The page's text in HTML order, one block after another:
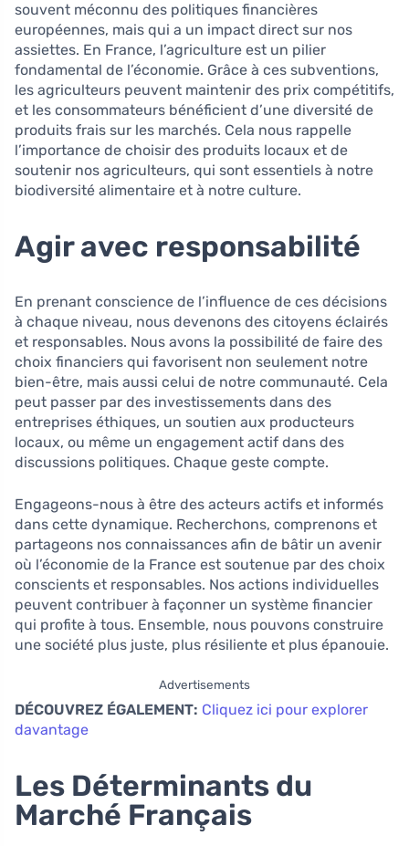
souvent méconnu des politiques financières
européennes, mais qui a un impact direct sur nos
assiettes. En France, l’agriculture est un pilier
fondamental de l’économie. Grâce à ces subventions,
les agriculteurs peuvent maintenir des prix compétitifs,
et les consommateurs bénéficient d’une diversité de
produits frais sur les marchés. Cela nous rappelle
l’importance de choisir des produits locaux et de
soutenir nos agriculteurs, qui sont essentiels à notre
biodiversité alimentaire et à notre culture.
Agir avec responsabilité
En prenant conscience de l’influence de ces décisions
à chaque niveau, nous devenons des citoyens éclairés
et responsables. Nous avons la possibilité de faire des
choix financiers qui favorisent non seulement notre
bien-être, mais aussi celui de notre communauté. Cela
peut passer par des investissements dans des
entreprises éthiques, un soutien aux producteurs
locaux, ou même un engagement actif dans des
discussions politiques. Chaque geste compte.
Engageons-nous à être des acteurs actifs et informés
dans cette dynamique. Recherchons, comprenons et
partageons nos connaissances afin de bâtir un avenir
où l’économie de la France est soutenue par des choix
conscients et responsables. Nos actions individuelles
peuvent contribuer à façonner un système financier
qui profite à tous. Ensemble, nous pouvons construire
une société plus juste, plus résiliente et plus épanouie.
Advertisements
DÉCOUVREZ ÉGALEMENT: Cliquez ici pour explorer
davantage
Les Déterminants du
Marché Français